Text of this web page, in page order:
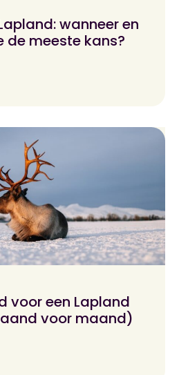
wanneer en
de meeste kans?
voor een Lapland
voor maand)